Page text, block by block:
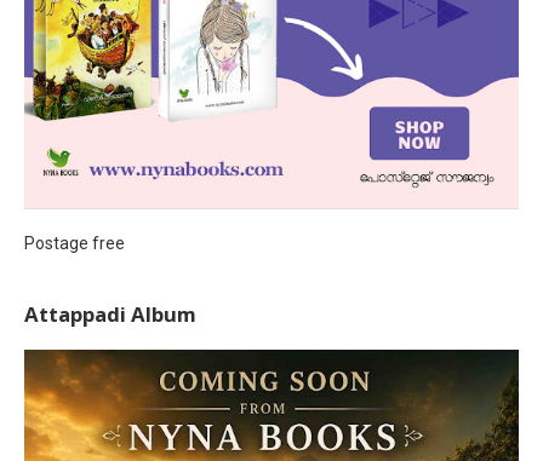
Postage free
Attappadi Album